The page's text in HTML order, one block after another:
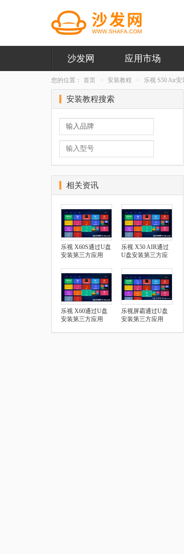
沙发网 应用市场
您的位置： 首页 安装教程 乐视 S50 Air安
安装教程搜索
相关资讯
乐视 X60S通过U盘
安装第三方应用
乐视 X50 AIR通过
U盘安装第三方应
乐视 X60通过U盘
安装第三方应用
乐视屏霸通过U盘
安装第三方应用